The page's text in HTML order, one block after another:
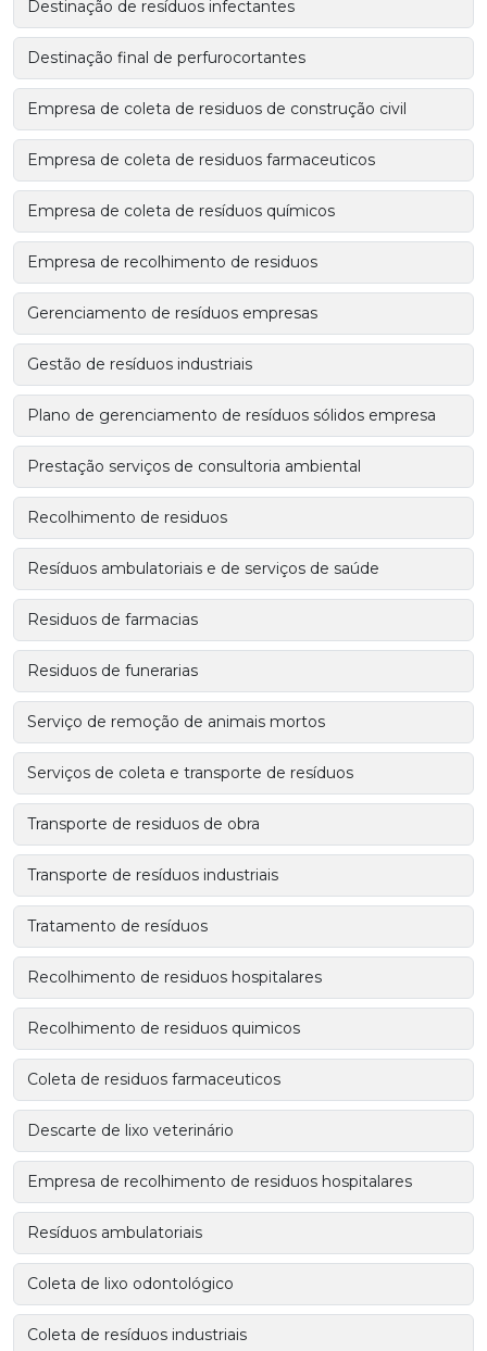
Destinação de resíduos infectantes
Destinação final de perfurocortantes
Empresa de coleta de residuos de construção civil
Empresa de coleta de residuos farmaceuticos
Empresa de coleta de resíduos químicos
Empresa de recolhimento de residuos
Gerenciamento de resíduos empresas
Gestão de resíduos industriais
Plano de gerenciamento de resíduos sólidos empresa
Prestação serviços de consultoria ambiental
Recolhimento de residuos
Resíduos ambulatoriais e de serviços de saúde
Residuos de farmacias
Residuos de funerarias
Serviço de remoção de animais mortos
Serviços de coleta e transporte de resíduos
Transporte de residuos de obra
Transporte de resíduos industriais
Tratamento de resíduos
Recolhimento de residuos hospitalares
Recolhimento de residuos quimicos
Coleta de residuos farmaceuticos
Descarte de lixo veterinário
Empresa de recolhimento de residuos hospitalares
Resíduos ambulatoriais
Coleta de lixo odontológico
Coleta de resíduos industriais